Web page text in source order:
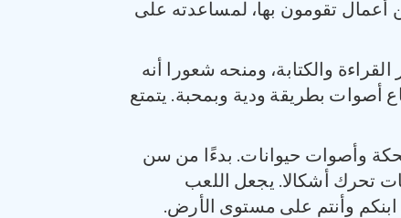
أعمال تقومون بها، لمساعدته على
والكتابة، ومنحه شعورا أنه
أصوات بطريقة ودية وبمحبة. يتمتع
مضحكة وأصوات حيوانات. بدءًا من سن
تحرك أشكالا. يجعل اللعب
وأنتم على مستوى الأرض.